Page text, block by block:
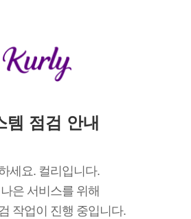
템 점검 안내
세요. 컬리입니다.
은 서비스를 위해
작업이 진행 중입니다.